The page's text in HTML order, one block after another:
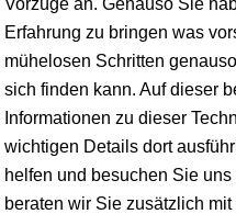
Erfahrung zu bringen was
mühelosen Schritten
sich finden kann. Auf dieser
Informationen zu dieser
wichtigen Details dort
helfen und besuchen Sie uns
beraten wir Sie zusätzlich mit